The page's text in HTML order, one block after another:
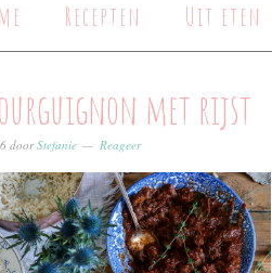
Recepten Uit eten
met rijst
doorStefanie Reageer